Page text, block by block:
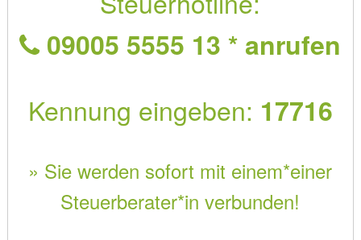
09005 5555 13 * anrufen
Kennung eingeben: 17716
» Sie werden sofort mit einem*einer
Steuerberater*in verbunden!